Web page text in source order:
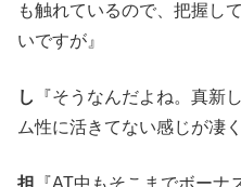
も触れているので、把握し
いですが』
し
『そうなんだよね。真新
ム性に活きてない感じが凄
担 『AT中もそこまでボー